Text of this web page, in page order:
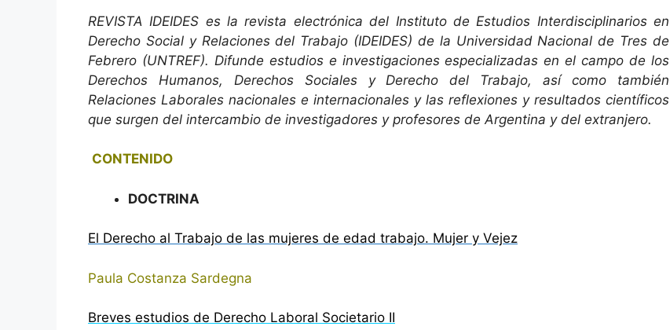
REVISTA IDEIDES es la revista electrónica del Instituto de Estudios Interdisciplinarios en
Derecho Social y Relaciones del Trabajo (IDEIDES) de la Universidad Nacional de Tres de
Febrero (UNTREF). Difunde estudios e investigaciones especializadas en el campo de los
Derechos Humanos, Derechos Sociales y Derecho del Trabajo, así como también
Relaciones Laborales nacionales e internacionales y las reflexiones y resultados científicos
que surgen del intercambio de investigadores y profesores de Argentina y del extranjero.
CONTENIDO
DOCTRINA
El Derecho al Trabajo de las mujeres de edad trabajo. Mujer y Vejez
Paula Costanza Sardegna
Breves estudios de Derecho Laboral Societario II